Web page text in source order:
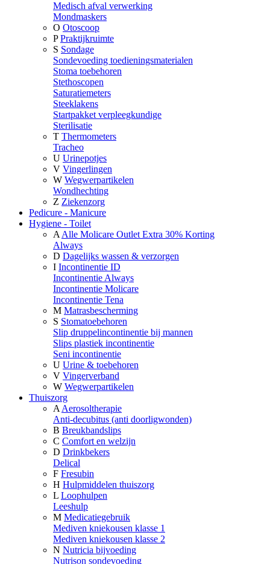
Medisch afval verwerking
Mondmaskers
O Otoscoop
P Praktijkruimte
S Sondage
Sondevoeding toedieningsmaterialen
Stoma toebehoren
Stethoscopen
Saturatiemeters
Steeklakens
Startpakket verpleegkundige
Sterilisatie
T Thermometers
Tracheo
U Urinepotjes
V Vingerlingen
W Wegwerpartikelen
Wondhechting
Z Ziekenzorg
Pedicure - Manicure
Hygiene - Toilet
A Alle Molicare Outlet Extra 30% Korting
Always
D Dagelijks wassen & verzorgen
I Incontinentie ID
Incontinentie Always
Incontinentie Molicare
Incontinentie Tena
M Matrasbescherming
S Stomatoebehoren
Slip druppelincontinentie bij mannen
Slips plastiek incontinentie
Seni incontinentie
U Urine & toebehoren
V Vingerverband
W Wegwerpartikelen
Thuiszorg
A Aerosoltherapie
Anti-decubitus (anti doorligwonden)
B Breukbandslips
C Comfort en welzijn
D Drinkbekers
Delical
F Fresubin
H Hulpmiddelen thuiszorg
L Loophulpen
Leeshulp
M Medicatiegebruik
Mediven kniekousen klasse 1
Mediven kniekousen klasse 2
N Nutricia bijvoeding
Nutrison sondevoeding